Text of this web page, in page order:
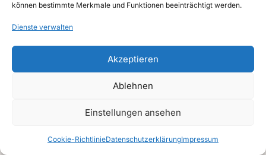
können bestimmte Merkmale und Funktionen beeinträchtigt werden.
Dienste verwalten
Akzeptieren
Ablehnen
Einstellungen ansehen
Cookie-RichtlinieDatenschutzerklärungImpressum
Schenke dir eine Woche,
die über den Urlaub
hinauswirken wird.
Genieße Wandern,
Entspannung und